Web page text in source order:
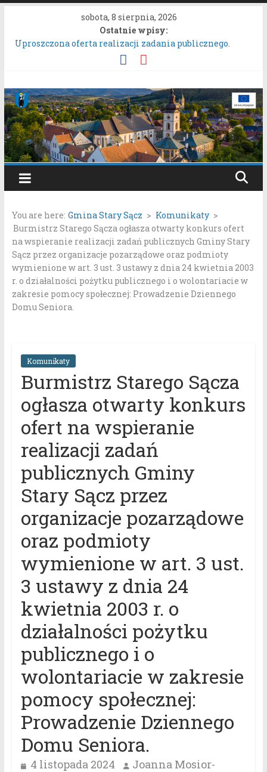
treści
sobota, 8 sierpnia, 2026
Ostatnie wpisy:
Uproszczona oferta realizacji zadania publicznego.
ZARZĄDZENIE NR 136/2026BURMISTRZA STAREGO
oddania w najem, dzierżawę i użyczenie.
Konkurs Wieńców Dożynkowych Województwa
Małopolskiego.
Zgłaszanie uwag do oferty realizacji zadania publicznego
pn. „Integracyjna Grupa Teatralna” złożonej przez
Stowarzyszenie „Gniazdo”.
Konsultacje społeczne dotyczące zmiany „Miejscowego
Gmina
Stary
Sącz
Portal
Gminy
Stary
Sącz
You are here: Gmina Stary Sącz > Komunikaty >
Burmistrz Starego Sącza ogłasza otwarty konkurs ofert
na wspieranie realizacji zadań publicznych Gminy Stary
Sącz przez organizacje pozarządowe oraz podmioty
wymienione w art. 3 ust. 3 ustawy z dnia 24 kwietnia 2003
r. o działalności pożytku publicznego i o wolontariacie w
zakresie pomocy społecznej: Prowadzenie Dziennego
Domu Seniora.
Komunikaty
Burmistrz Starego Sącza
ogłasza otwarty konkurs
ofert na wspieranie
realizacji zadań
publicznych Gminy
Stary Sącz przez
organizacje pozarządowe
oraz podmioty
wymienione w art. 3 ust.
3 ustawy z dnia 24
kwietnia 2003 r. o
działalności pożytku
publicznego i o
wolontariacie w zakresie
pomocy społecznej:
Prowadzenie Dziennego
Domu Seniora.
4 listopada 2024
Joanna Mosior-